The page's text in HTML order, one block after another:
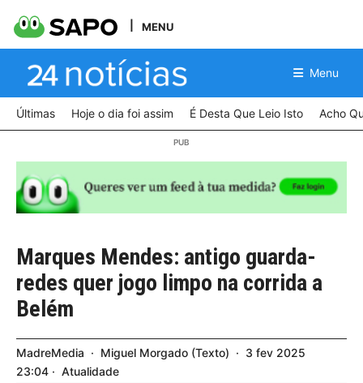
MENU
Menu
Últimas Hoje o dia foi assim É Desta Que Leio Isto Acho
Marques Mendes: antigo guarda-
redes quer jogo limpo na corrida a
Belém
MadreMedia Miguel Morgado Texto 3 fev 2025
23:04
Atualidade